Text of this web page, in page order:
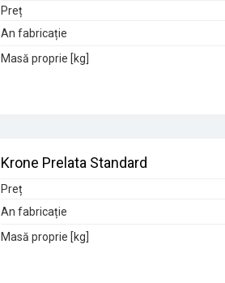
Preț
An fabricație
Masă proprie [kg]
Krone Prelata Standard
Preț
An fabricație
Masă proprie [kg]